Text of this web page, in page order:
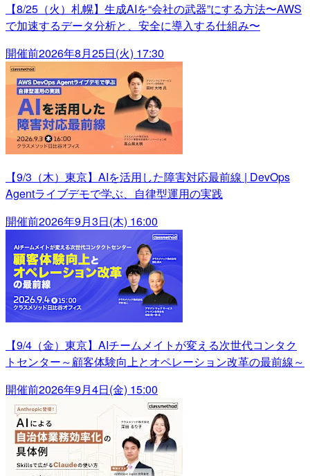
【8/25（火）札幌】生成AIを“会社の武器”にする方法〜AWS
で加速するデータ分析と、安全に導入する仕組み〜
開催前2026年8月25日(火) 17:30
【9/3（木）東京】AIを活用した障害対応最前線 | DevOps
Agentライブデモで学ぶ、自律型運用の実践
開催前2026年9月3日(木) 16:00
【9/4（金）東京】AIチームメイトが変える次世代コンタク
トセンター～顧客体験向上とオペレーション改革の最前線～
開催前2026年9月4日(金) 15:00